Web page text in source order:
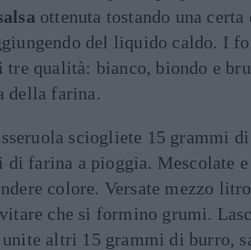
ottenuta tostando una
del liquido caldo. I
tre qualità: bianco, biondo e
della farina.
sciogliete 15 grammi
di farina a pioggia. Mescolate e
colore. Versate mezzo litro
che si formino grumi.
altri 15 grammi di burro,